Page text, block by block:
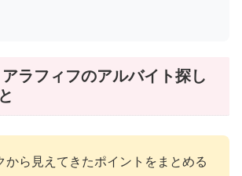
ラフィフのアルバイト探し
から見えてきたポイントをまとめる